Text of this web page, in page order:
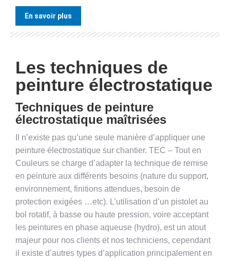
En savoir plus
Les techniques de
peinture électrostatique
Techniques de peinture
électrostatique maîtrisées
Il n’existe pas qu’une seule manière d’appliquer une
peinture électrostatique sur chantier. TEC – Tout en
Couleurs se charge d’adapter la technique de remise
en peinture aux différents besoins (nature du support,
environnement, finitions attendues, besoin de
protection exigées …etc). L’utilisation d’un pistolet au
bol rotatif, à basse ou haute pression, voire acceptant
les peintures en phase aqueuse (hydro), est un atout
majeur pour nos clients et nos techniciens, cependant
il existe d’autres types d’application principalement en